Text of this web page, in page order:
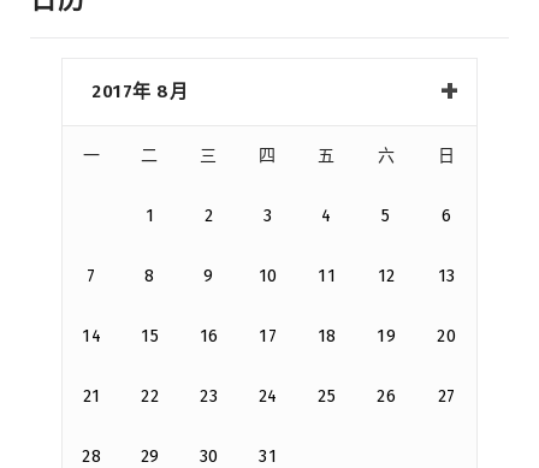
2017年 8月
一 二 三 四 五 六 日
1 2 3 4 5 6
7 8 9 10 11 12 13
14 15 16 17 18 19 20
21 22 23 24 25 26 27
28 29 30 31